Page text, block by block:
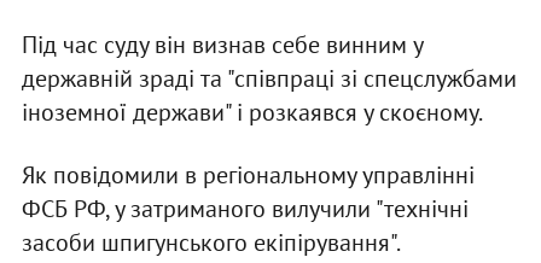
Під час суду він визнав себе винним у
державній зраді та "співпраці зі спецслужбами
іноземної держави" і розкаявся у скоєному.
Як повідомили в регіональному управлінні
ФСБ РФ, у затриманого вилучили "технічні
засоби шпигунського екіпірування".